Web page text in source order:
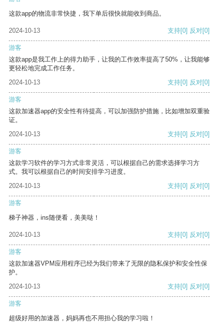
这款app的物流非常快捷，我下单后很快就能收到商品。
2024-10-13 支持[0] 反对[0]
游客
这款app是我工作上的得力助手，让我的工作效率提高了50%，让我能够
更轻松地完成工作任务。
2024-10-13
支持[0] 反对[0]
游客
这款加速器app的安全性有待提高，可以加强防护措施，比如增加双重验
证。
2024-10-13
支持[0] 反对[0]
游客
这款学习软件的学习方式非常灵活，可以根据自己的需求选择学习方
式。我可以根据自己的时间安排学习进度。
2024-10-13
支持[0] 反对[0]
游客
梯子神器，ins随便看，美美哒！
2024-10-13 支持[0] 反对[0]
游客
这款加速器VPM应用程序已经为我们带来了无限的隐私保护和安全性保
护。
2024-10-13
支持[0] 反对[0]
游客
超级好用的加速器，妈妈再也不用担心我的学习啦！